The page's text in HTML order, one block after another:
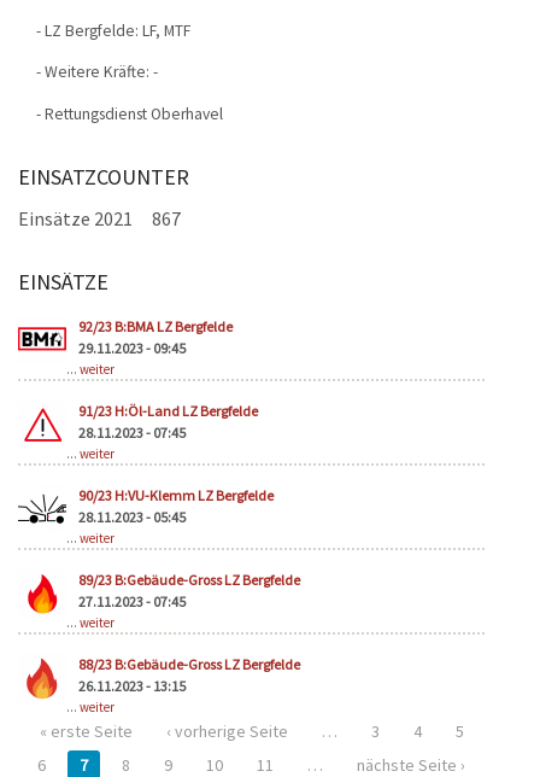
- LZ Bergfelde: LF, MTF
- Weitere Kräfte: -
- Rettungsdienst Oberhavel
EINSATZCOUNTER
Einsätze 2021 867
EINSÄTZE
92/23 B:BMA LZ Bergfelde
29.11.2023 - 09:45
... weiter
91/23 H:Öl-Land LZ Bergfelde
28.11.2023 - 07:45
... weiter
90/23 H:VU-Klemm LZ Bergfelde
28.11.2023 - 05:45
... weiter
89/23 B:Gebäude-Gross LZ Bergfelde
27.11.2023 - 07:45
... weiter
88/23 B:Gebäude-Gross LZ Bergfelde
26.11.2023 - 13:15
... weiter
Seiten
« erste Seite ‹ vorherige Seite … 3 4
5
6
7 8 9 10 11 …
nächste Seite ›